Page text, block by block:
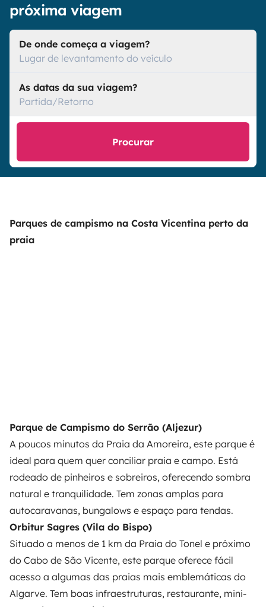
próxima viagem
De onde começa a viagem?
Lugar de levantamento do veículo
As datas da sua viagem?
Partida/Retorno
Procurar
Parques de campismo na Costa Vicentina perto da
praia
Parque de Campismo do Serrão (Aljezur)
A poucos minutos da Praia da Amoreira, este parque é
ideal para quem quer conciliar praia e campo. Está
rodeado de pinheiros e sobreiros, oferecendo sombra
natural e tranquilidade. Tem zonas amplas para
autocaravanas, bungalows e espaço para tendas.
Orbitur Sagres (Vila do Bispo)
Situado a menos de 1 km da Praia do Tonel e próximo
do Cabo de São Vicente, este parque oferece fácil
acesso a algumas das praias mais emblemáticas do
Algarve. Tem boas infraestruturas, restaurante, mini-